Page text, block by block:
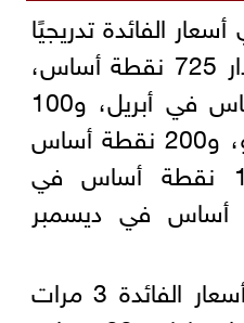
الفائدة تدريجيًا
خلال عام 2025 بمقدار 725 نقطة أساس،
بواقع 225 نقطة أساس في أبريل، و100
نقطة أساس في مايو، و200 نقطة أساس
في أغسطس، و100 نقطة أساس في
و100 نقطة أساس في ديسمبر
وأقرت اللجنة تثبيت أسعار الفائدة 3 مرات